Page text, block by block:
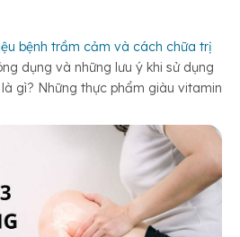
bệnh trầm cảm và cách chữa trị
dụng và những lưu ý khi sử dụng
là gì? Những thực phẩm giàu vitamin